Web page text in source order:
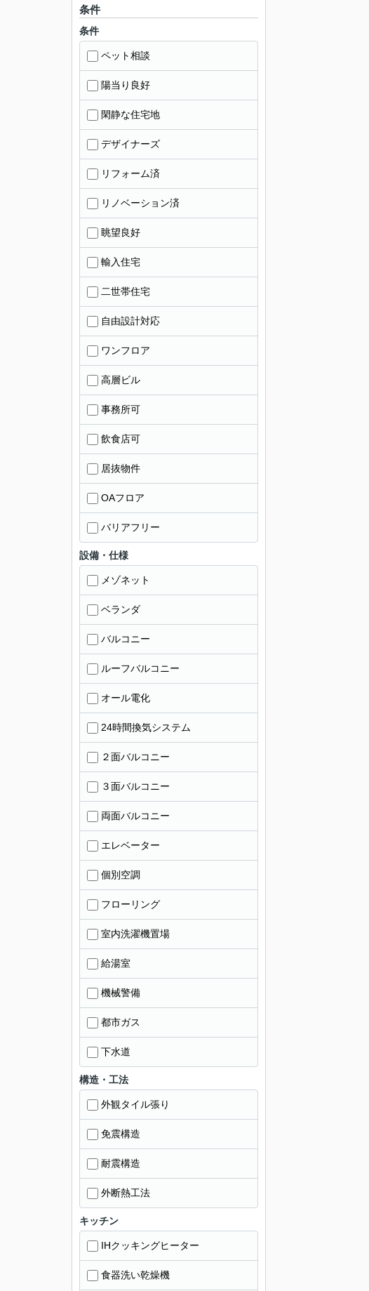
条件
条件
ペット相談
陽当り良好
閑静な住宅地
デザイナーズ
リフォーム済
リノベーション済
眺望良好
輸入住宅
二世帯住宅
自由設計対応
ワンフロア
高層ビル
事務所可
飲食店可
居抜物件
OAフロア
バリアフリー
設備・仕様
メゾネット
ベランダ
バルコニー
ルーフバルコニー
オール電化
24時間換気システム
２面バルコニー
３面バルコニー
両面バルコニー
エレベーター
個別空調
フローリング
室内洗濯機置場
給湯室
機械警備
都市ガス
下水道
構造・工法
外観タイル張り
免震構造
耐震構造
外断熱工法
キッチン
IHクッキングヒーター
食器洗い乾燥機